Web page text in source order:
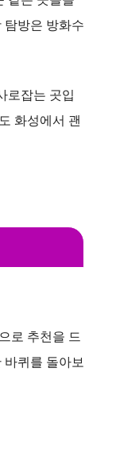
탐방은 방화수
로잡는 곳입
화성에서 괜
로 추천을 드
퀴를 돌아보